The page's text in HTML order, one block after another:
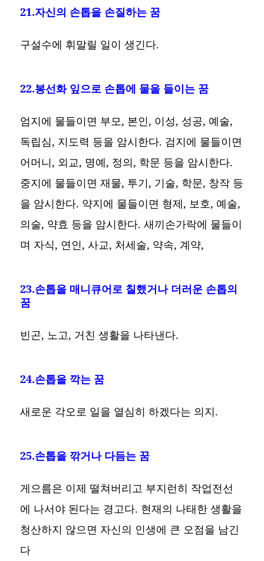
21.자신의 손톱을 손질하는 꿈
구설수에 휘말릴 일이 생긴다.
22.봉선화 잎으로 손톱에 물을 들이는 꿈
엄지에 물들이면 부모, 본인, 이성, 성공, 예술,
독립심, 지도력 등을 암시한다. 검지에 물들이면
어머니, 외교, 명예, 정의, 학문 등을 암시한다.
중지에 물들이면 재물, 투기, 기술, 학문, 창작 등
을 암시한다. 약지에 물들이면 형제, 보호, 예술,
의술, 약효 등을 암시한다. 새끼손가락에 물들이
며 자식, 연인, 사교, 처세술, 약속, 계약,
23.손톱을 매니큐어로 칠했거나 더러운 손톱의
꿈
빈곤, 노고, 거친 생활을 나타낸다.
24.손톱을 깍는 꿈
새로운 각오로 일을 열심히 하겠다는 의지.
25.손톱을 깎거나 다듬는 꿈
게으름은 이제 떨쳐버리고 부지런히 작업전선
에 나서야 된다는 경고다. 현재의 나태한 생활을
청산하지 않으면 자신의 인생에 큰 오점을 남긴
다